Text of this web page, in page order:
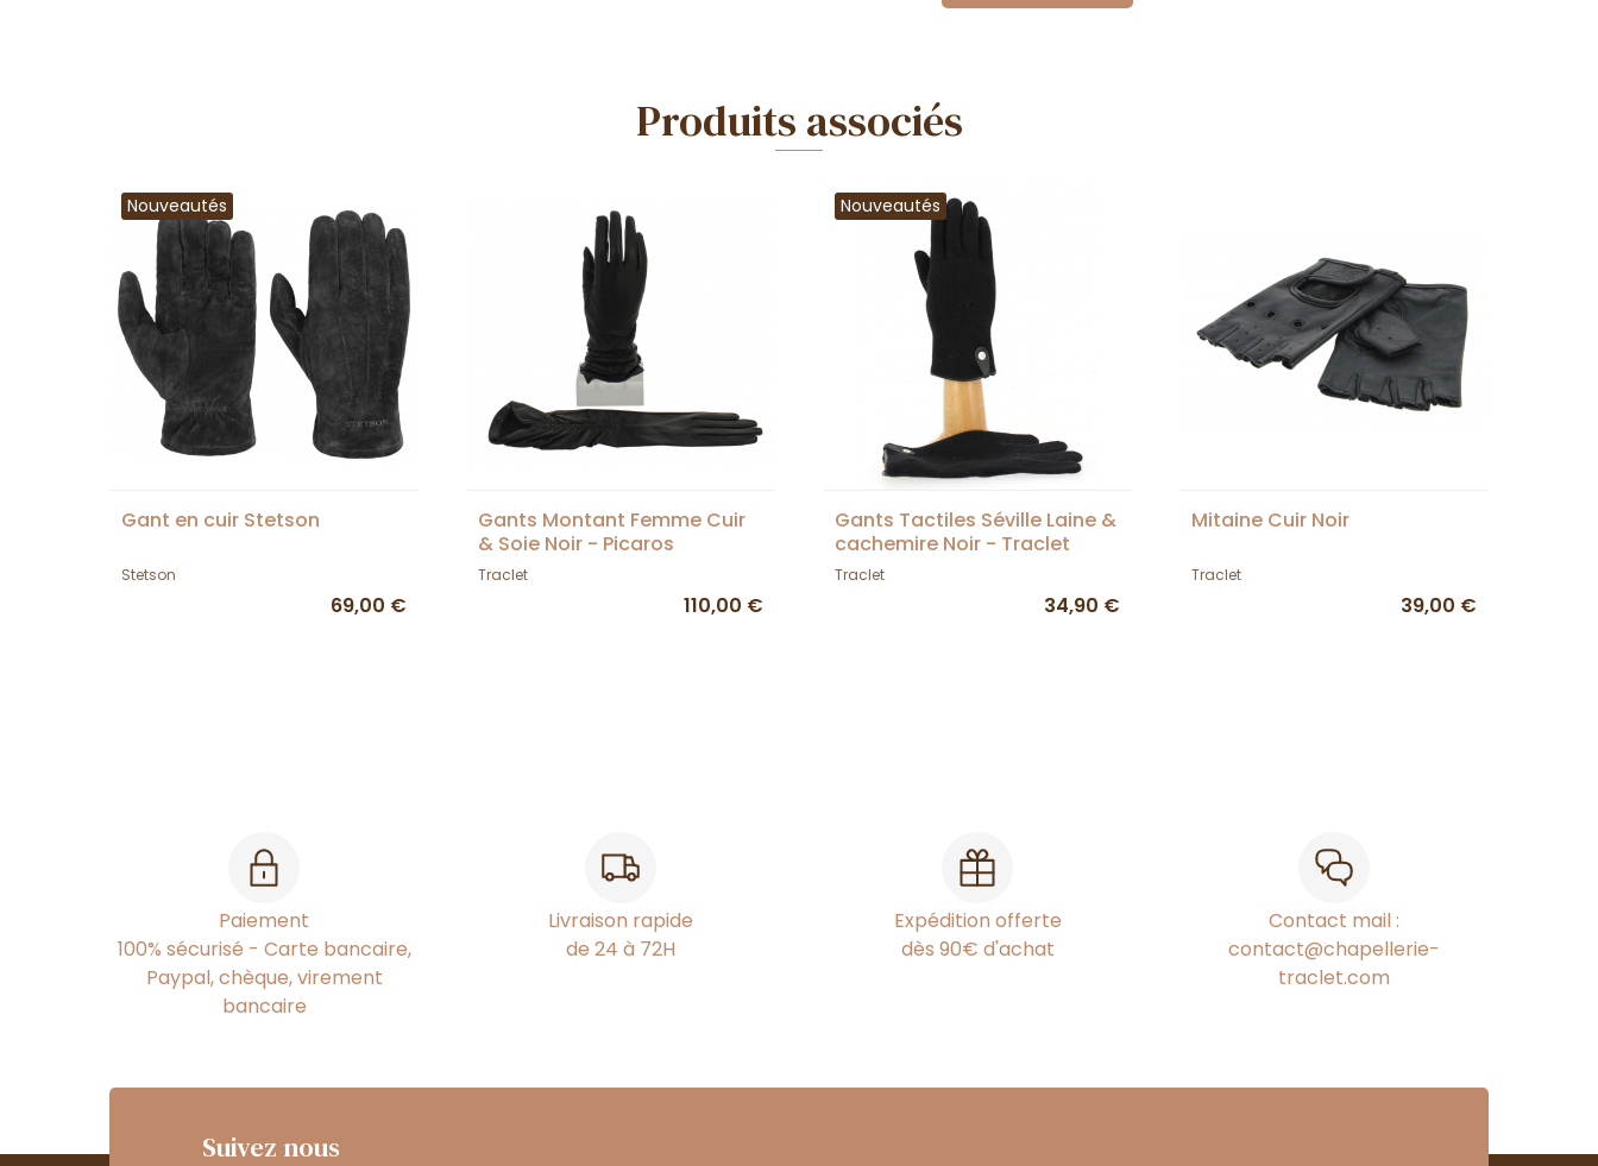
Produits associés
Nouveautés
Gant en cuir Stetson
Stetson
69,00 €
Gants Montant Femme Cuir
& Soie Noir - Picaros
Traclet
110,00 €
Nouveautés
Gants Tactiles Séville Laine &
cachemire Noir - Traclet
Traclet
34,90 €
Mitaine Cuir Noir
Traclet
39,00 €
Paiement
100% sécurisé - Carte bancaire,
Paypal, chèque, virement
bancaire
Livraison rapide
de 24 à 72H
Expédition offerte
dès 90€ d'achat
Contact mail :
contact@chapellerie-
traclet.com
Suivez nous